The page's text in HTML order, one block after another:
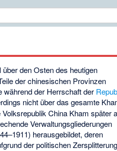
den Osten des heutigen
der chinesischen Provinzen
während der Herrschaft der
nicht über das gesamte
China Kham später
Verwaltungsgliederungen
herausgebildet, deren
der politischen Zersplitterung